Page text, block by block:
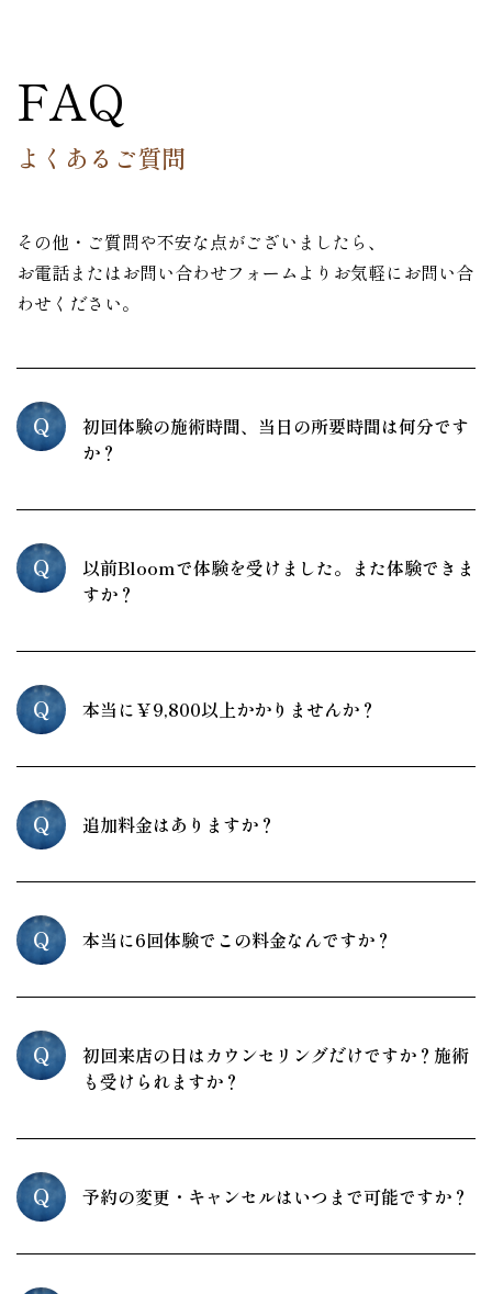
FAQ
よくあるご質問
その他・ご質問や不安な点がございましたら、
お電話またはお問い合わせフォームよりお気軽にお問い合
わせください。
Q
初回体験の施術時間、当日の所要時間は何分です
か？
Q
以前Bloomで体験を受けました。また体験できま
すか？
Q 本当に￥9,800以上かかりませんか？
Q 追加料金はありますか？
Q 本当に6回体験でこの料金なんですか？
Q
初回来店の日はカウンセリングだけですか？施術
も受けられますか？
Q 予約の変更・キャンセルはいつまで可能ですか？